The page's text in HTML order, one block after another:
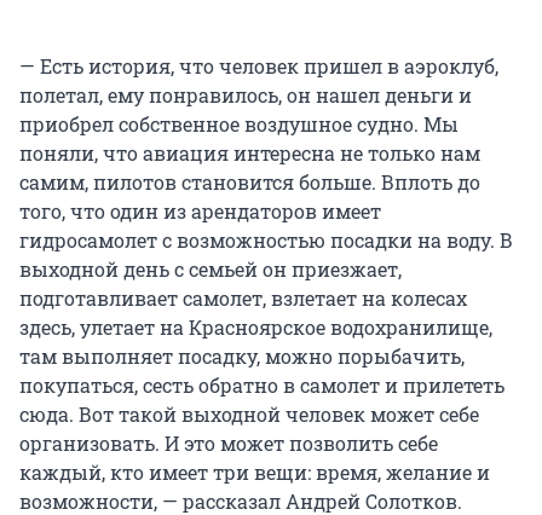
— Есть история, что человек пришел в аэроклуб,
полетал, ему понравилось, он нашел деньги и
приобрел собственное воздушное судно. Мы
поняли, что авиация интересна не только нам
самим, пилотов становится больше. Вплоть до
того, что один из арендаторов имеет
гидросамолет с возможностью посадки на воду. В
выходной день с семьей он приезжает,
подготавливает самолет, взлетает на колесах
здесь, улетает на Красноярское водохранилище,
там выполняет посадку, можно порыбачить,
покупаться, сесть обратно в самолет и прилететь
сюда. Вот такой выходной человек может себе
организовать. И это может позволить себе
каждый, кто имеет три вещи: время, желание и
возможности, — рассказал Андрей Солотков.